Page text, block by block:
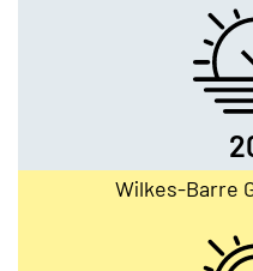
Wilkes-Barre